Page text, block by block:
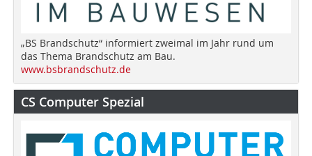
„BS Brandschutz“ informiert zweimal im Jahr rund um
das Thema Brandschutz am Bau.
www.bsbrandschutz.de
CS Computer Spezial